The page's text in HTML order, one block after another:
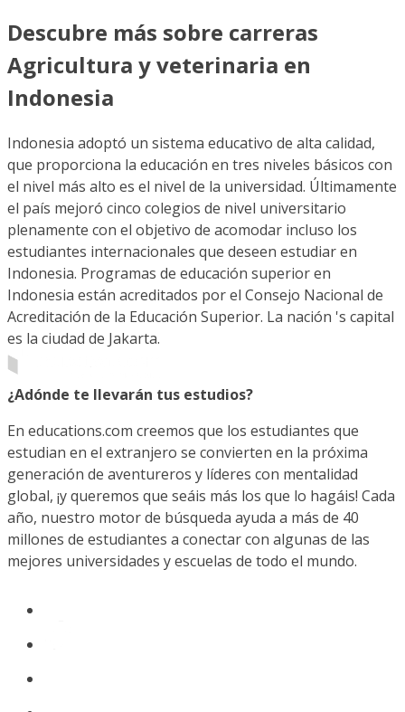
Descubre más sobre carreras
Agricultura y veterinaria en
Indonesia
Indonesia adoptó un sistema educativo de alta calidad,
que proporciona la educación en tres niveles básicos con
el nivel más alto es el nivel de la universidad. Últimamente
el país mejoró cinco colegios de nivel universitario
plenamente con el objetivo de acomodar incluso los
estudiantes internacionales que deseen estudiar en
Indonesia. Programas de educación superior en
Indonesia están acreditados por el Consejo Nacional de
Acreditación de la Educación Superior. La nación 's capital
es la ciudad de Jakarta.
¿Adónde te llevarán tus estudios?
En educations.com creemos que los estudiantes que
estudian en el extranjero se convierten en la próxima
generación de aventureros y líderes con mentalidad
global, ¡y queremos que seáis más los que lo hagáis! Cada
año, nuestro motor de búsqueda ayuda a más de 40
millones de estudiantes a conectar con algunas de las
mejores universidades y escuelas de todo el mundo.